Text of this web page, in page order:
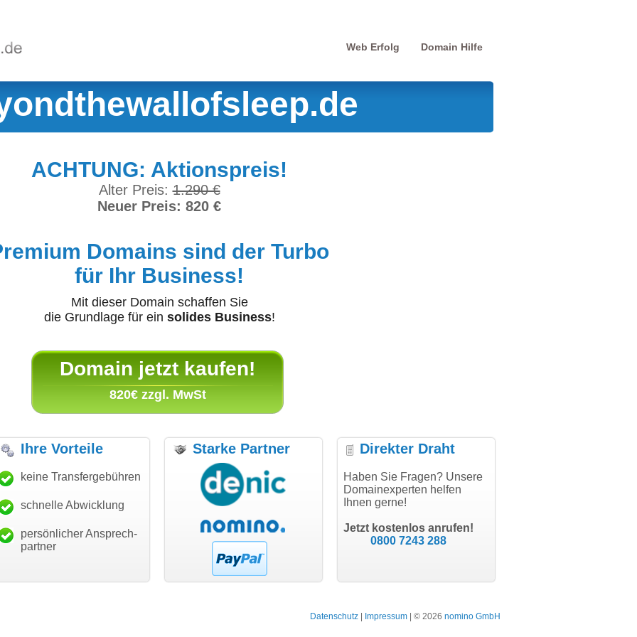
Web Erfolg Domain Hilfe
ACHTUNG: Aktionspreis!
Alter Preis:1.290 €
Neuer Preis: 820 €
Domains sind der Turbo
für Ihr Business!
Mit dieser Domain schaffen Sie
die Grundlage für ein solides Business!
Domain jetzt kaufen!
820€ zzgl. MwSt
für den schnellen
und guten Service!"
Thomas Schäfer
can eckert communication GmbH
"Ich bin dankbar, meine
Wunschdomain gefunden zu
haben. Die Domain passt für
hundertprozentig."
Janina Köck
Leben im Einklang
leben-im-einklang.de
"Super Abwicklung, vielen
modern software GbR
Landau an der Isar
"Vielen Dank für den
Ihre Vorteile
keine Transfergebühren
schnelle Abwicklung
persönlicher Ansprech-
partner
Starke Partner Direkter Draht
Haben Sie Fragen? Unsere
Domainexperten helfen
Ihnen gerne!
Jetzt kostenlos anrufen!
0800 7243 288
Datenschutz Impressum | © 2026 nomino GmbH